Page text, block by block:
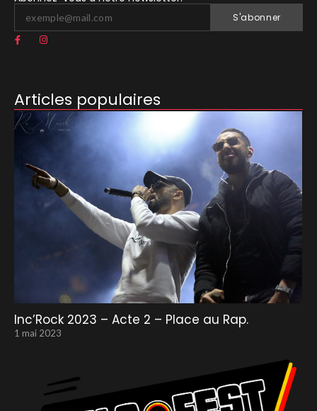
S'abonner
Articles populaires
Inc’Rock 2023 – Acte 2 – Place au Rap.
1 mai 2023